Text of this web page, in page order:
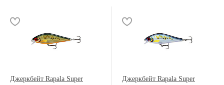
Джеркбейт Rapala Super
Джеркбейт Rapala Super